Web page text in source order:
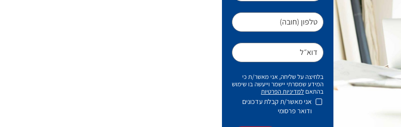
טלפון (חובה)
דוא״ל
בלחיצה על שליחה, אני מאשר/ת כי
המידע שמסרתי יישמר וייעשה בו שימוש
בהתאם למדיניות הפרטיות
אני מאשר/ת קבלת עדכונים
ודואר פרסומי